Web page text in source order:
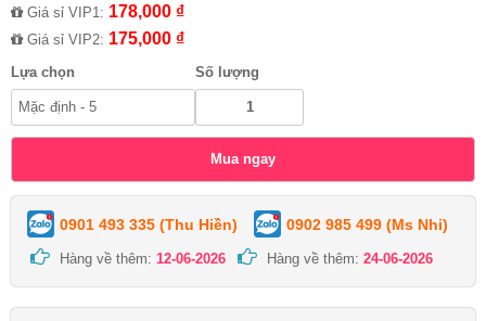
Giá sỉ VIP1: 178,000 ₫
Giá sỉ VIP2: 175,000 ₫
Lựa chọn Số lượng
0901 493 335 (Thu Hiền) 0902 985 499 (Ms Nhi)
Hàng về thêm: 12-06-2026 Hàng về thêm: 24-06-2026